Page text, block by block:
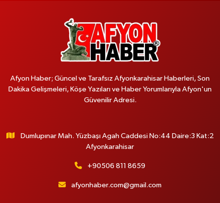
Afyon Haber; Güncel ve Tarafsız Afyonkarahisar Haberleri, Son
Dakika Gelişmeleri, Köşe Yazıları ve Haber Yorumlarıyla Afyon'un
Güvenilir Adresi.
Dumlupınar Mah. Yüzbaşı Agah Caddesi No:44 Daire:3 Kat:2
Afyonkarahisar
+90506 811 8659
afyonhaber.com@gmail.com